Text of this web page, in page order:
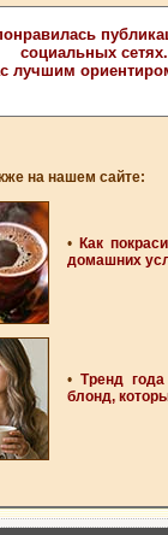
социальных
лучшим
на нашем сайте:
•Как
домашних
• Тренд
блонд,